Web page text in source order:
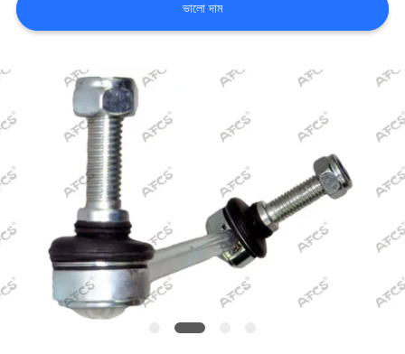
খবর
উদ্ধৃতি
অনুরোধ
করুন
সাইট
ম্যাপ
ভালো দাম